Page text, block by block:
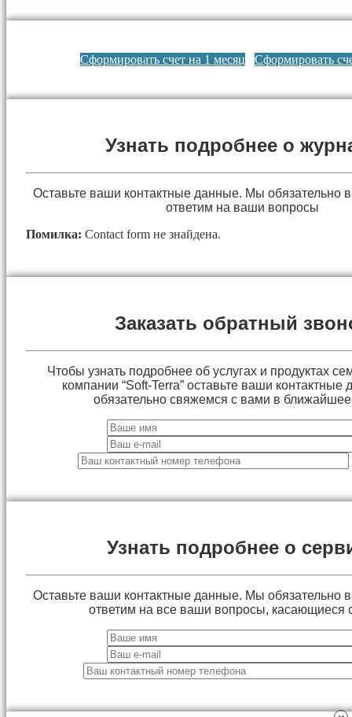
Сформировать счет на 1 месяц Сформировать
Узнать подробнее о
Оставьте ваши контактные данные. Мы обязательно
ответим на ваши вопросы
Помилка: Contact form не знайдена.
Заказать обратный
Чтобы узнать подробнее об услугах и продуктах
компании “Soft-Terra” оставьте ваши
обязательно свяжемся с вами в
Узнать подробнее о
Оставьте ваши контактные данные. Мы обязательно
ответим на все ваши вопросы, касающиеся